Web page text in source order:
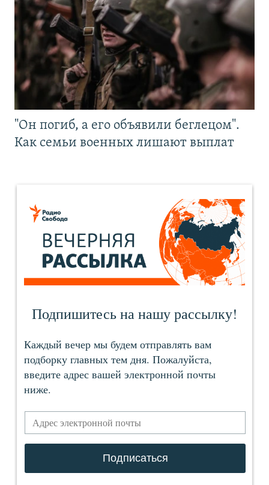
"Он погиб, а его объявили беглецом".
Как семьи военных лишают выплат